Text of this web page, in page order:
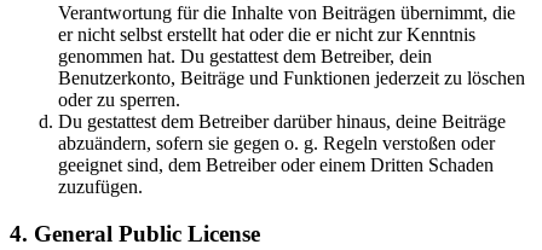
Verantwortung für die Inhalte von Beiträgen übernimmt, die
er nicht selbst erstellt hat oder die er nicht zur Kenntnis
genommen hat. Du gestattest dem Betreiber, dein
Benutzerkonto, Beiträge und Funktionen jederzeit zu löschen
oder zu sperren.
Du gestattest dem Betreiber darüber hinaus, deine Beiträge
abzuändern, sofern sie gegen o. g. Regeln verstoßen oder
geeignet sind, dem Betreiber oder einem Dritten Schaden
zuzufügen.
4. General Public License